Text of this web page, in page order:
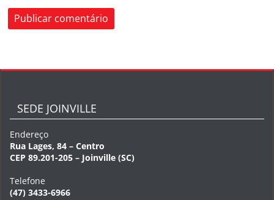
SEDE JOINVILLE
Endereço
Rua Lages, 84 – Centro
CEP 89.201-205 – Joinville (SC)
Telefone
(47) 3433-6966